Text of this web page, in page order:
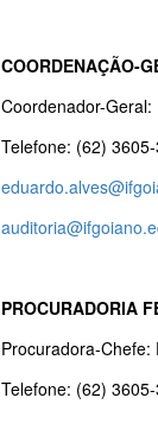
COORDENAÇÃO-
Coordenador-
Telefone: (62) 3605-
PROCURADORIA
Procuradora-
Telefone: (62)